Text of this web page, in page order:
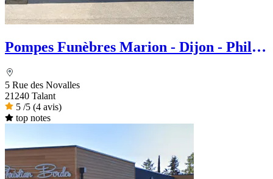
Pompes Funèbres Marion - Dijon - Philae
5 Rue des Novalles
21240 Talant
5 /5 (4 avis)
top notes